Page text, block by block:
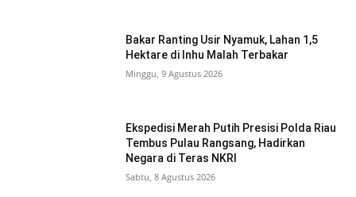
Bakar Ranting Usir Nyamuk, Lahan 1,5
Hektare di Inhu Malah Terbakar
Minggu, 9 Agustus 2026
Ekspedisi Merah Putih Presisi Polda Riau
Tembus Pulau Rangsang, Hadirkan
Negara di Teras NKRI
Sabtu, 8 Agustus 2026